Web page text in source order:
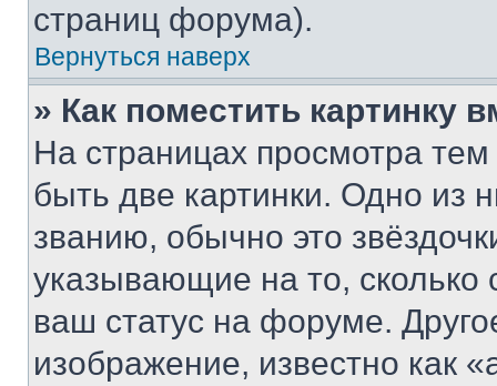
страниц форума).
Вернуться наверх
» Как поместить картинку
На страницах просмотра
быть две картинки. Одно из
званию, обычно это
указывающие на то,
ваш статус на форуме.
изображение, известно как